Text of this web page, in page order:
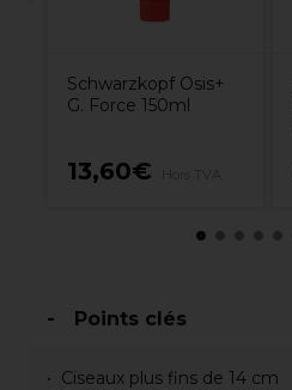
Schwarzkopf Osis+
G. Force 150ml
13,60€
Points clés
Ciseaux plus fins de 14 cm